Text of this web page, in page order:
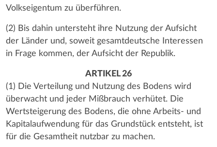
Volkseigentum zu überführen.
(2) Bis dahin untersteht ihre Nutzung der Aufsicht
der Länder und, soweit gesamtdeutsche Interessen
in Frage kommen, der Aufsicht der Republik.
ARTIKEL 26
(1) Die Verteilung und Nutzung des Bodens wird
überwacht und jeder Mißbrauch verhütet. Die
Wertsteigerung des Bodens, die ohne Arbeits- und
Kapitalaufwendung für das Grundstück entsteht, ist
für die Gesamtheit nutzbar zu machen.